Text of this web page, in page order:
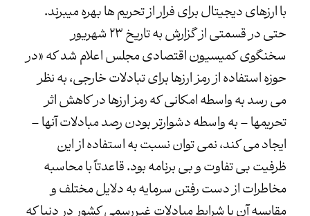
با ارزهای دیجیتال برای فرار از تحریم ها بهره میبرند.
حتی در قسمتی از گزارش به تاریخ ۲۳ شهریور
سخنگوی کمیسیون اقتصادی مجلس اعلام شد که «در
حوزه استفاده از رمز ارزها برای تبادلات خارجی، به نظر
می رسد به واسطه امکانی که رمز ارزها در کاهش اثر
تحریمها – به واسطه دشوارتر بودن رصد مبادلات آنها –
ایجاد می کند، نمی توان نسبت به استفاده از این
ظرفیت بی تفاوت و بی برنامه بود. قاعدتاً با محاسبه
مخاطرات از دست رفتن سرمایه به دلایل مختلف و